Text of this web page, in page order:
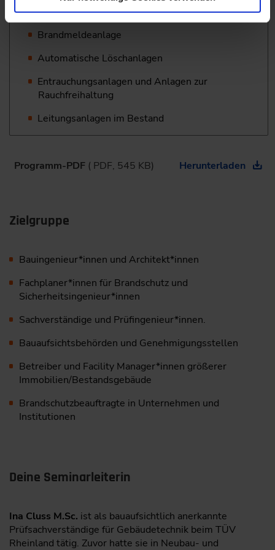
Anwendung
Brandmeldeanlage
Automatische Löschanlagen
Entrauchungsanlagen und Anlagen zur
Rauchfreihaltung
Leitungsanlagen im Bestand
Programm-PDF ( PDF, 545 KB) Herunterladen
Zielgruppe
Bauingenieur*innen und Architekt*innen
Fachplaner*innen für Brandschutz und
Sicherheitsingenieur*innen
Sachverständige und Prüfingenieur*innen.
Bauaufsichtsbehörden und Genehmigungsstellen
Betreiber und Facility Manager*innen größerer
Immobilien/Bestandsgebäude
Brandschutzbeauftragte in Unternehmen und
Institutionen
Deine Seminarleiterin
Ina Cluss M.Sc. ist als bauaufsichtlich anerkannte
Prüfsachverständige für Gebäudetechnik beim TÜV
Rheinland tätig. Zuvor hatte sie in Neubau- und